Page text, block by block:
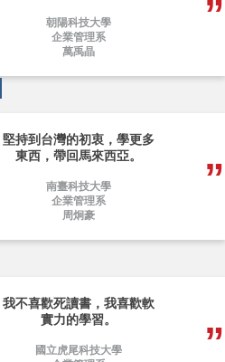
朝陽科技大學
企業管理系
萬禹晶
堅持到台灣的初衷，學更多
東西，帶回馬來西亞。
南臺科技大學
企業管理系
周炯豪
我不喜歡死讀書，我喜歡軟
實力的學習。
國立虎尾科技大學